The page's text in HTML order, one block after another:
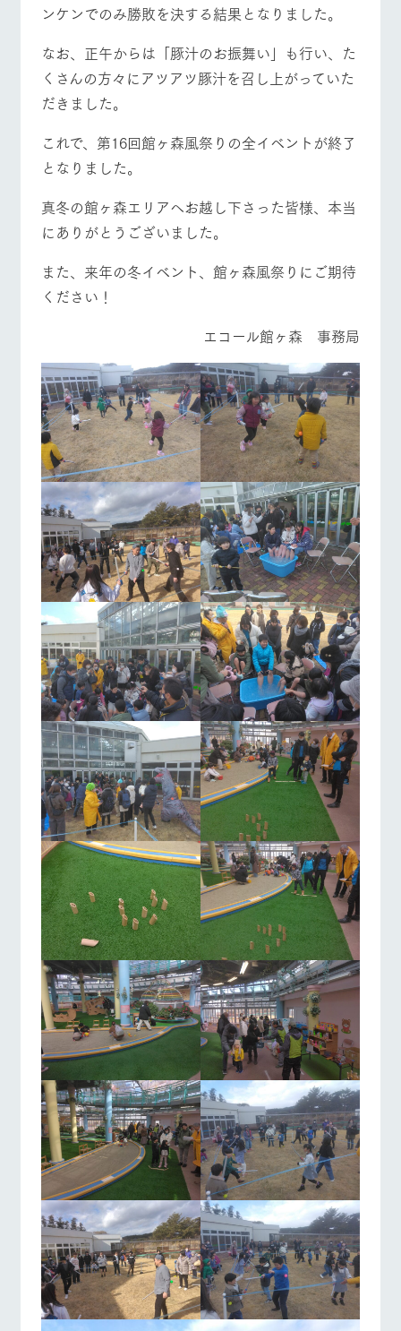
ンケンでのみ勝敗を決する結果となりました。
なお、正午からは「豚汁のお振舞い」も行い、た
くさんの方々にアツアツ豚汁を召し上がっていた
だきました。
これで、第16回館ヶ森風祭りの全イベントが終了
となりました。
真冬の館ヶ森エリアへお越し下さった皆様、本当
にありがとうございました。
また、来年の冬イベント、館ヶ森風祭りにご期待
ください！
エコール館ヶ森 事務局